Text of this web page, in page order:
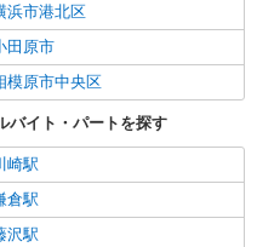
浜市港北区
田原市
模原市中央区
バイト・パートを探す
崎駅
倉駅
沢駅